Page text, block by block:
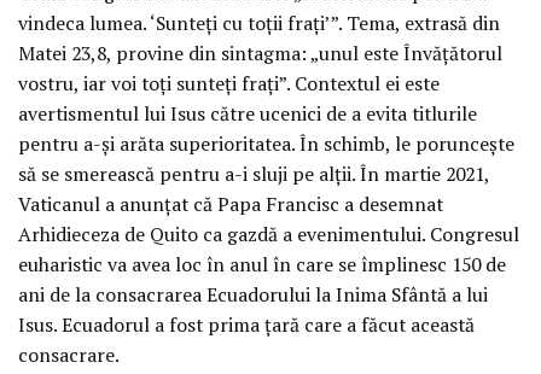
vindeca lumea. ‘Sunteți cu toții frați’”. Tema, extrasă din
Matei 23,8, provine din sintagma: „unul este Învățătorul
vostru, iar voi toți sunteți frați”. Contextul ei este
avertismentul lui Isus către ucenici de a evita titlurile
pentru a-și arăta superioritatea. În schimb, le poruncește
să se smerească pentru a-i sluji pe alții. În martie 2021,
Vaticanul a anunțat că Papa Francisc a desemnat
Arhidieceza de Quito ca gazdă a evenimentului. Congresul
euharistic va avea loc în anul în care se împlinesc 150 de
ani de la consacrarea Ecuadorului la Inima Sfântă a lui
Isus. Ecuadorul a fost prima țară care a făcut această
consacrare.